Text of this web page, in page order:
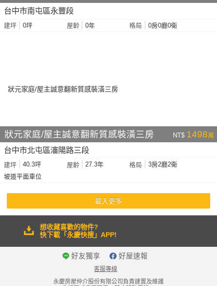
台中市南屯區永豐段
建坪 0坪 屋齡 0年 格局 0房0廳0衛
狀元家庭/屋主誠意翻新質感裝潢三房 NT$ 1498萬
台中市北屯區瀋陽路三段
建坪 40.3坪 屋齡 27.3年 格局
3房2廳2衛
坡道平面車位
載入更多
想收藏喜歡的物件?
快下載「永慶快搜」APP!
好友獨享 好屋速報
客服專線
永慶房屋仲介股份有限公司負責建置及維護